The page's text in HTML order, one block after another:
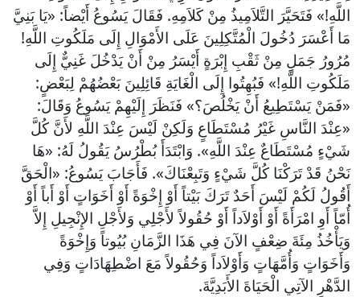
اللَّهِ!» فَتَحَيَّرَ التَّلاَمِيذُ مِنْ كَلاَمِهِ. فَقَالَ يَسُوعُ أَيْضاً: «يَا بَنِيَّ
مَا أَعْسَرَ دُخُولَ الْمُتَّكِلِينَ عَلَى الأَمْوَالِ إِلَى مَلَكُوتِ اللَّهِ!
مُرُورُ جَمَلٍ مِنْ ثَقْبِ إِبْرَةٍ أَيْسَرُ مِنْ أَنْ يَدْخُلَ غَنِيٌّ إِلَى
مَلَكُوتِ اللَّهِ!» فَبُهِتُوا إِلَى الْغَايَةِ قَائِلِينَ بَعْضُهُمْ لِبَعْضٍ:
«فَمَنْ يَسْتَطِيعُ أَنْ يَخْلُصَ؟» فَنَظَرَ إِلَيْهِمْ يَسُوعُ وَقَالَ:
«عِنْدَ النَّاسِ غَيْرُ مُسْتَطَاعٍ وَلَكِنْ لَيْسَ عِنْدَ اللَّهِ لأَنَّ كُلَّ
شَيْءٍ مُسْتَطَاعٌ عِنْدَ اللَّهِ». وَابْتَدَأَ بُطْرُسُ يَقُولُ لَهُ: «هَا
نَحْنُ قَدْ تَرَكْنَا كُلَّ شَيْءٍ وَتَبِعْنَاكَ». فَأَجَابَ يَسُوعُ: «الْحَقَّ
أَقُولُ لَكُمْ لَيْسَ أَحَدٌ تَرَكَ بَيْتاً أَوْ إِخْوَةً أَوْ أَخَوَاتٍ أَوْ أَباً أَوْ
أُمّاً أَوِ امْرَأَةً أَوْ أَوْلاَداً أَوْ حُقُولاً لأَجْلِي وَلأَجْلِ الإِنْجِيلِ إِلاَّ
وَيَأْخُذُ مِئَةَ ضِعْفٍ الآنَ فِي هَذَا الزَّمَانِ بُيُوتاً وَإِخْوَةً
وَأَخَوَاتٍ وَأُمَّهَاتٍ وَأَوْلاَداً وَحُقُولاً مَعَ اضْطِهَادَاتٍ وَفِي
الدَّهْرِ الآتِي الْحَيَاةَ الأَبَدِيَّةَ.